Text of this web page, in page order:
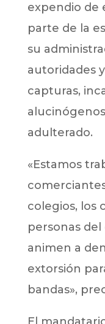
expendio de
parte de la
su
autoridades
capturas,
adulterado.
«Estamos
colegios, los
personas
animen a
extorsión
bandas»,